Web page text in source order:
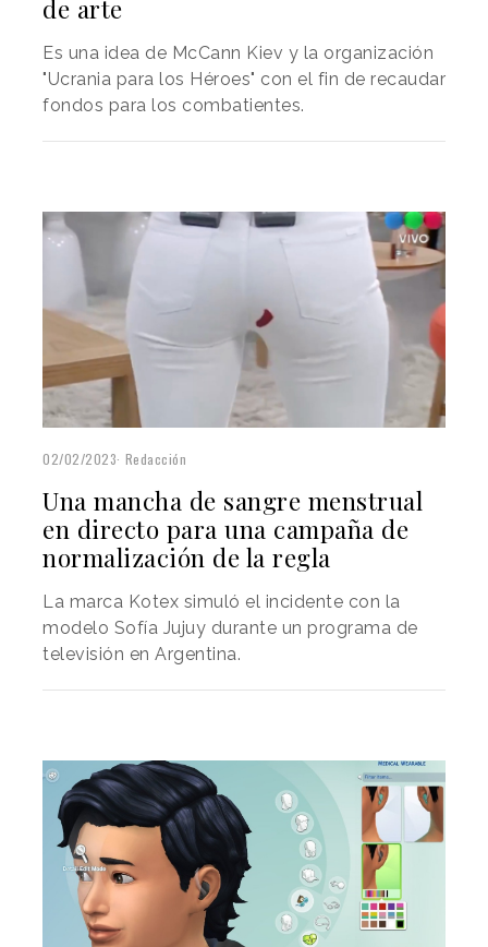
de arte
Es una idea de McCann Kiev y la organización
"Ucrania para los Héroes" con el fin de recaudar
fondos para los combatientes.
02/02/2023 Redacción
Una mancha de sangre menstrual
en directo para una campaña de
normalización de la regla
La marca Kotex simuló el incidente con la
modelo Sofía Jujuy durante un programa de
televisión en Argentina.